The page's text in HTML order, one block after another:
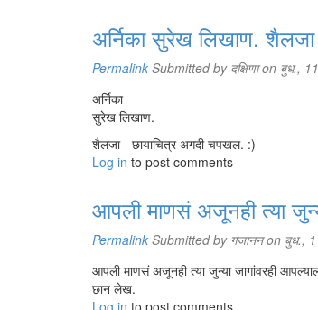
अर्निका सुरेख लिखाण.
Permalink Submitted by दक्षिणाon बुध.,
अर्निका
सुरेख लिखाण.
शैलजा - छायाचित्र अगदी चपखल. :)
Log in to post comments
आपली माणसं अजूनही त्या
Permalink Submitted by गजाननon बुध.,
आपली माणसं अजूनही त्या जुन्या जागांवरही
छान लेख.
Log in to post comments